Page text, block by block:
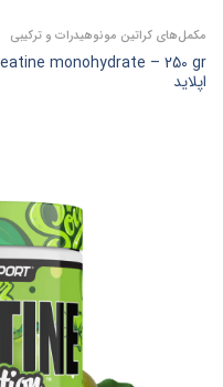
مکمل‌های کراتین مونوهیدرات و ترکیبی
اپلاید